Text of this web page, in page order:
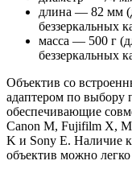
длина — 82 мм
беззеркальных
масса — 500 г
беззеркальных
Объектив со
адаптером по выбору
обеспечивающие
Canon M, Fujifilm X,
K и Sony E. Наличие
объектив можно